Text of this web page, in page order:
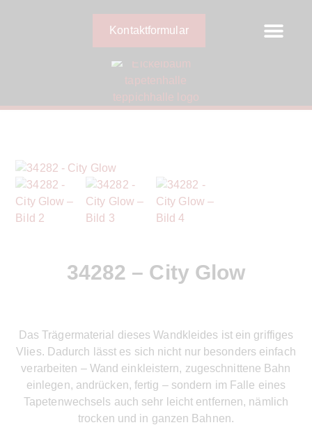
Kontaktformular
34282 – City Glow
Das Trägermaterial dieses Wandkleides ist ein griffiges
Vlies. Dadurch lässt es sich nicht nur besonders einfach
verarbeiten – Wand einkleistern, zugeschnittene Bahn
einlegen, andrücken, fertig – sondern im Falle eines
Tapetenwechsels auch sehr leicht entfernen, nämlich
trocken und in ganzen Bahnen.